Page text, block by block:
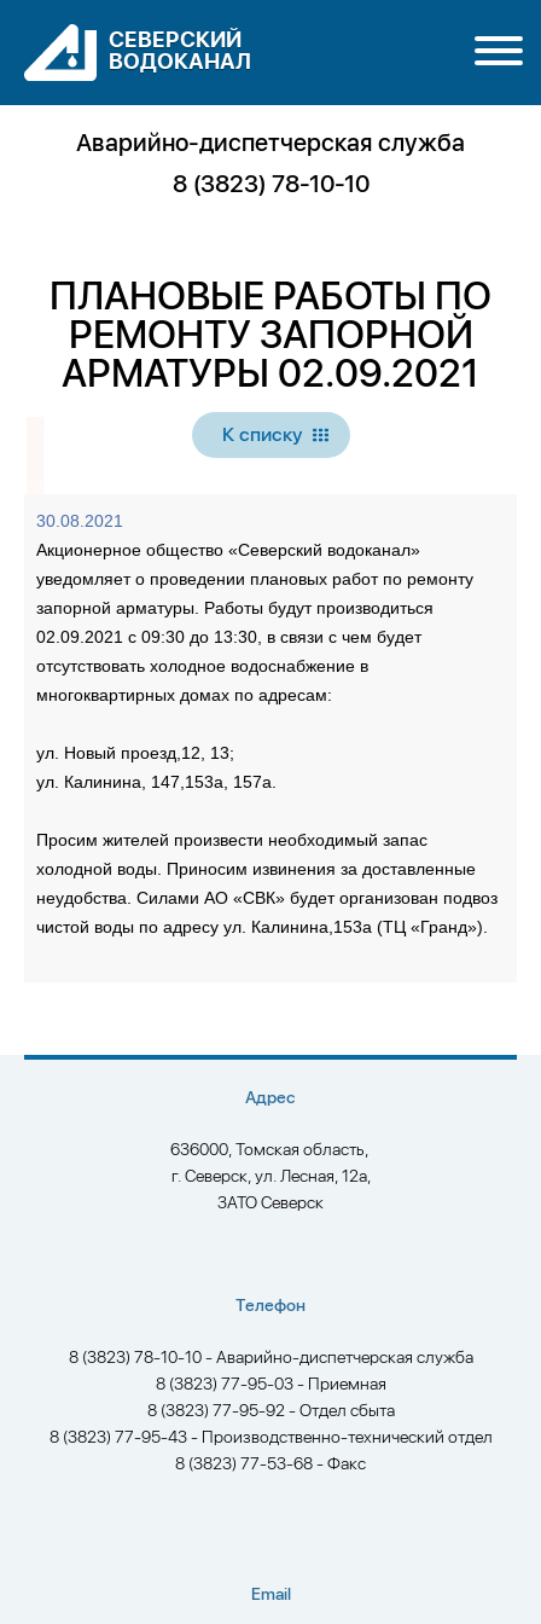
Аварийно-диспетчерская служба
8 (3823) 78-10-10
СЕВЕРСКИЙ
ВОДОКАНАЛ
ПЛАНОВЫЕ РАБОТЫ ПО
РЕМОНТУ ЗАПОРНОЙ
АРМАТУРЫ 02.09.2021
К списку
30.08.2021
Акционерное общество «Северский водоканал»
уведомляет о проведении плановых работ по ремонту
запорной арматуры. Работы будут производиться
02.09.2021 с 09:30 до 13:30, в связи с чем будет
отсутствовать холодное водоснабжение в
многоквартирных домах по адресам:
ул. Новый проезд,12, 13;
ул. Калинина, 147,153а, 157а.
Просим жителей произвести необходимый запас
холодной воды. Приносим извинения за доставленные
неудобства. Силами АО «СВК» будет организован подвоз
чистой воды по адресу ул. Калинина,153а (ТЦ «Гранд»).
Адрес
636000, Томская область,
г. Северск, ул. Лесная, 12а,
ЗАТО Северск
Телефон
8 (3823) 78-10-10 - Аварийно-диспетчерская служба
8 (3823) 77-95-03 - Приемная
8 (3823) 77-95-92 - Отдел сбыта
8 (3823) 77-95-43 - Производственно-технический отдел
8 (3823) 77-53-68 - Факс
Email